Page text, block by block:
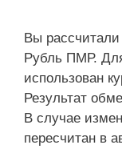
Вы
Рубль ПМР.
использован
Результат
В случае
пересчитан в